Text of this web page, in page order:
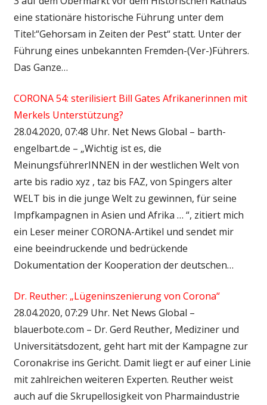
eine stationäre historische Führung unter dem
Titel:“Gehorsam in Zeiten der Pest“ statt. Unter der
Führung eines unbekannten Fremden-(Ver-)Führers.
Das Ganze…
CORONA 54: sterilisiert Bill Gates Afrikanerinnen mit
Merkels Unterstützung?
28.04.2020, 07:48 Uhr. Net News Global – barth-
engelbart.de – „Wichtig ist es, die
MeinungsführerINNEN in der westlichen Welt von
arte bis radio xyz , taz bis FAZ, von Spingers alter
WELT bis in die junge Welt zu gewinnen, für seine
Impfkampagnen in Asien und Afrika … “, zitiert mich
ein Leser meiner CORONA-Artikel und sendet mir
eine beeindruckende und bedrückende
Dokumentation der Kooperation der deutschen…
Dr. Reuther: „Lügeninszenierung von Corona“
28.04.2020, 07:29 Uhr. Net News Global –
blauerbote.com – Dr. Gerd Reuther, Mediziner und
Universitätsdozent, geht hart mit der Kampagne zur
Coronakrise ins Gericht. Damit liegt er auf einer Linie
mit zahlreichen weiteren Experten. Reuther weist
auch auf die Skrupellosigkeit von Pharmaindustrie